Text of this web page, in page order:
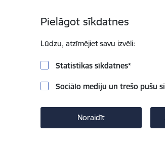
Pielāgot sīkdatnes
Lūdzu, atzīmējiet savu izvēli:
Statistikas sīkdatnes*
Sociālo mediju un trešo pušu
Noraidīt